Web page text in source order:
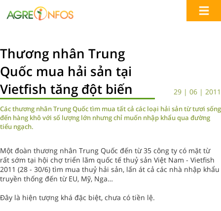
Thương nhân Trung
Quốc mua hải sản tại
Vietfish tăng đột biến
29 | 06 | 2011
Các thương nhân Trung Quốc tìm mua tất cả các loại hải sản từ tươi sống
đến hàng khô với số lượng lớn nhưng chỉ muốn nhập khẩu qua đường
tiểu ngạch.
Một đoàn thương nhân Trung Quốc đến từ 35 công ty có mặt từ
rất sớm tại hội chợ triển lãm quốc tế thuỷ sản Việt Nam - Vietfish
2011 (28 - 30/6) tìm mua thuỷ hải sản, lấn át cả các nhà nhập khẩu
truyền thống đến từ EU, Mỹ, Nga…
Đây là hiện tượng khá đặc biệt, chưa có tiền lệ.